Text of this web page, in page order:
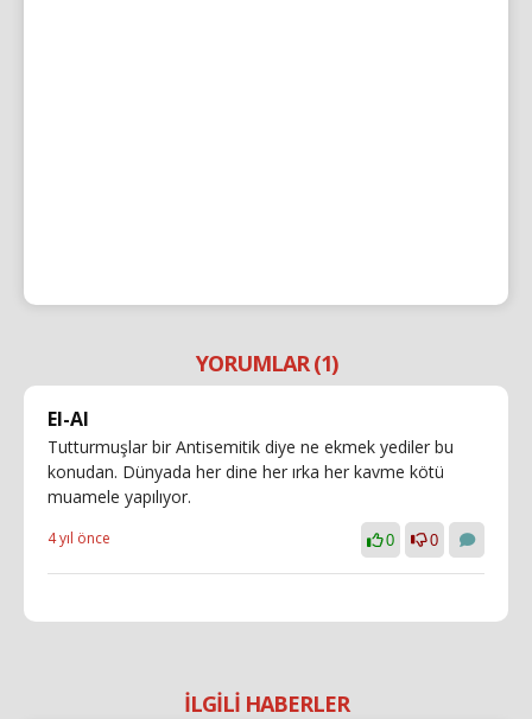
YORUMLAR (1)
El-Al
Tutturmuşlar bir Antisemitik diye ne ekmek yediler bu
konudan. Dünyada her dine her ırka her kavme kötü
muamele yapılıyor.
4 yıl önce 0 0
İLGİLİ HABERLER